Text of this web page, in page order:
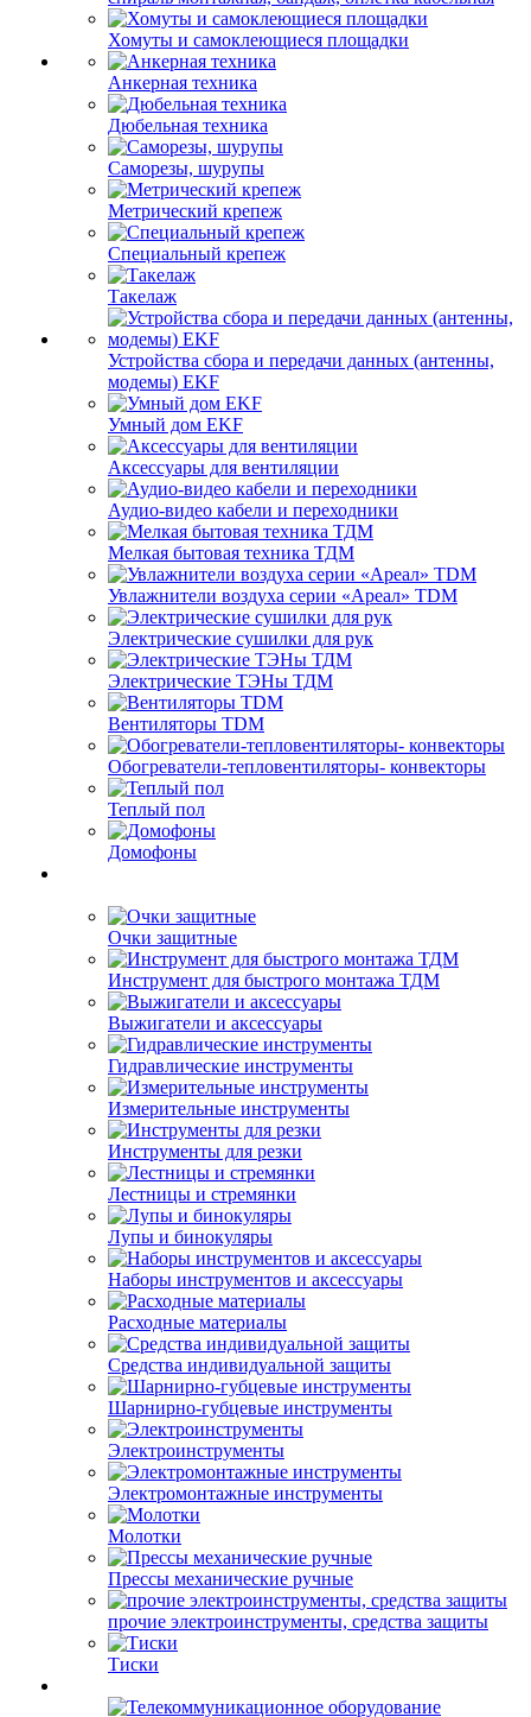
Хомуты и самоклеющиеся площадки
Анкерная техника
Дюбельная техника
Саморезы, шурупы
Метрический крепеж
Специальный крепеж
Такелаж
Устройства сбора и передачи данных (антенны,
модемы) EKF
Умный дом EKF
Аксессуары для вентиляции
Аудио-видео кабели и переходники
Мелкая бытовая техника ТДМ
Увлажнители воздуха серии «Ареал» TDM
Электрические сушилки для рук
Электрические ТЭНы ТДМ
Вентиляторы TDM
Обогреватели-тепловентиляторы- конвекторы
Теплый пол
Домофоны
Очки защитные
Инструмент для быстрого монтажа ТДМ
Выжигатели и аксессуары
Гидравлические инструменты
Измерительные инструменты
Инструменты для резки
Лестницы и стремянки
Лупы и бинокуляры
Наборы инструментов и аксессуары
Расходные материалы
Средства индивидуальной защиты
Шарнирно-губцевые инструменты
Электроинструменты
Электромонтажные инструменты
Молотки
Прессы механические ручные
прочие электроинструменты, средства защиты
Тиски